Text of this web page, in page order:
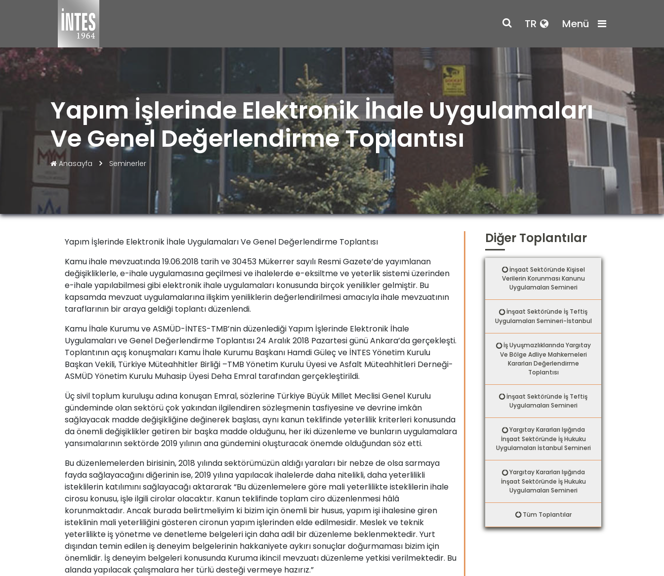
TR Menü
Yapım İşlerinde Elektronik İhale Uygulamaları
Ve Genel Değerlendirme Toplantısı
Anasayfa Seminerler
Yapım İşlerinde Elektronik İhale Uygulamaları Ve Genel Değerlendirme Toplantısı
Kamu ihale mevzuatında 19.06.2018 tarih ve 30453 Mükerrer sayılı Resmi Gazete’de yayımlanan
değişikliklerle, e-ihale uygulamasına geçilmesi ve ihalelerde e-eksiltme ve yeterlik sistemi üzerinden
e-ihale yapılabilmesi gibi elektronik ihale uygulamaları konusunda birçok yenilikler gelmiştir. Bu
kapsamda mevzuat uygulamalarına ilişkim yeniliklerin değerlendirilmesi amacıyla ihale mevzuatının
taraflarının bir araya geldiği toplantı düzenlendi.
Kamu İhale Kurumu ve ASMÜD-İNTES-TMB’nin düzenlediği Yapım İşlerinde Elektronik İhale
Uygulamaları ve Genel Değerlendirme Toplantısı 24 Aralık 2018 Pazartesi günü Ankara’da gerçekleşti.
Toplantının açış konuşmaları Kamu İhale Kurumu Başkanı Hamdi Güleç ve İNTES Yönetim Kurulu
Başkan Vekili, Türkiye Müteahhitler Birliği –TMB Yönetim Kurulu Üyesi ve Asfalt Müteahhitleri Derneği-
ASMÜD Yönetim Kurulu Muhasip Üyesi Deha Emral tarafından gerçekleştirildi.
Üç sivil toplum kuruluşu adına konuşan Emral, sözlerine Türkiye Büyük Millet Meclisi Genel Kurulu
gündeminde olan sektörü çok yakından ilgilendiren sözleşmenin tasfiyesine ve devrine imkân
sağlayacak madde değişikliğine değinerek başlası, aynı kanun teklifinde yeterlilik kriterleri konusunda
da önemli değişiklikler getiren bir başka madde olduğunu, her iki düzenleme ve bunların uygulamalara
yansımalarının sektörde 2019 yılının ana gündemini oluşturacak önemde olduğundan söz etti.
Bu düzenlemelerden birisinin, 2018 yılında sektörümüzün aldığı yaraları bir nebze de olsa sarmaya
fayda sağlayacağını diğerinin ise, 2019 yılına yapılacak ihalelerde daha nitelikli, daha yeterlilikli
isteklilerin katılımını sağlayacağı aktararak “Bu düzenlemelere göre mali yeterlilikte isteklilerin ihale
cirosu konusu, işle ilgili cirolar olacaktır. Kanun teklifinde toplam ciro düzenlenmesi hâlâ
korunmaktadır. Ancak burada belirtmeliyim ki bizim için önemli bir husus, yapım işi ihalesine giren
isteklinin mali yeterliliğini gösteren cironun yapım işlerinden elde edilmesidir. Meslek ve teknik
yeterlilikte iş yönetme ve denetleme belgeleri için daha adil bir düzenleme beklenmektedir. Yurt
dışından temin edilen iş deneyim belgelerinin hakkaniyete aykırı sonuçlar doğurmaması bizim için
önemlidir. İş deneyim belgeleri konusunda Kuruma ikincil mevzuatı düzenleme yetkisi verilmektedir. Bu
alanda yapılacak çalışmalara her türlü desteği vermeye hazırız.”
Diğer Toplantılar
İnşaat Sektöründe Kişisel
Verilerin Korunması Kanunu
Uygulamaları Semineri
İnşaat Sektöründe İş Teftiş
Uygulamaları Semineri-İstanbul
İş Uyuşmazlıklarında Yargıtay
Ve Bölge Adliye Mahkemeleri
Kararları Değerlendirme
Toplantısı
İnşaat Sektöründe İş Teftiş
Uygulamaları Semineri
Yargıtay Kararları Işığında
İnşaat Sektöründe İş Hukuku
Uygulamaları İstanbul Semineri
Yargıtay Kararları Işığında
İnşaat Sektöründe İş Hukuku
Uygulamaları Semineri
Tüm Toplantılar